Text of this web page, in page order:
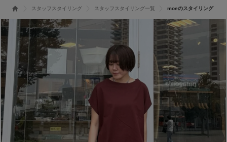
スタッフスタイリング スタッフスタイリング一覧 moeのスタイリング